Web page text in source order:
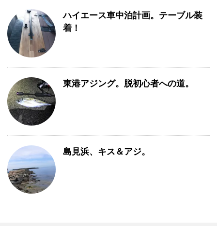
ハイエース車中泊計画。テーブル装
着！
東港アジング。脱初心者への道。
島見浜、キス＆アジ。